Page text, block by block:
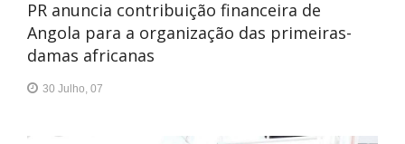
PR anuncia contribuição financeira de
Angola para a organização das primeiras-
damas africanas
30 Julho, 07